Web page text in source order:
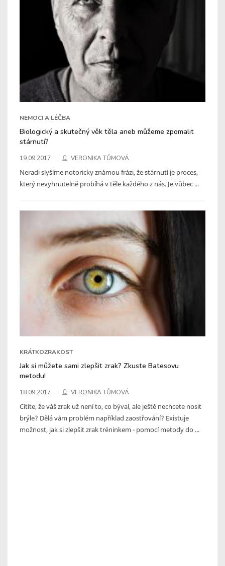
NEMOCI A LÉČBA
Biologický a skutečný věk těla aneb můžeme zpomalit
stárnutí?
19.09.2017 VERONIKA TŮMOVÁ
Neradi slyšíme notoricky známou frázi, že stárnutí je proces,
který nevyhnutelně probíhá v těle každého z nás. Je vůbec ...
KRÁTKOZRAKOST
Jak si můžete sami zlepšit zrak? Zkuste Batesovu
metodu!
18.09.2017 VERONIKA TŮMOVÁ
Cítíte, že váš zrak už není to, co býval, ale ještě nechcete nosit
brýle? Dělá vám problém například zaostřování? Existuje
možnost, jak si zlepšit zrak tréninkem - pomocí metody do ...